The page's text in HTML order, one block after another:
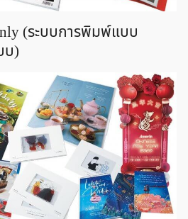
(ระบบการพิมพ์แบบ
บ)